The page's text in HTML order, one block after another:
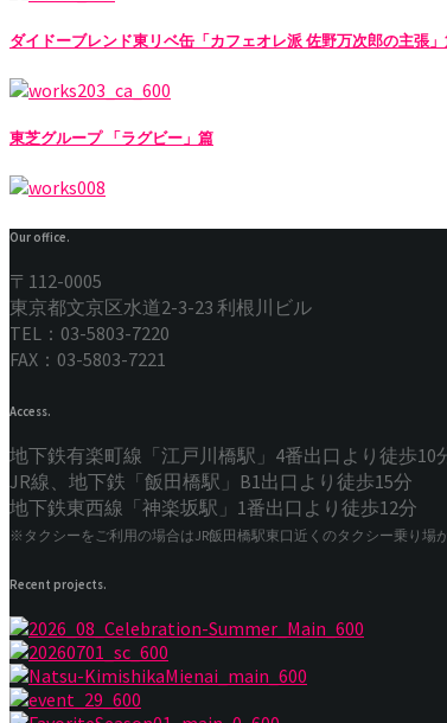
ダイドーブレンド東リベ缶「カフェオレ派 佐野万次郎の主張
東芝グループ 「ラグビー」篇
Our office.
〒112-0005
東京都文京区水道2-3-23 利根川ビル
TEL：03-5803-7220
FAX：03-5803-7221
Access.
地下鉄有楽町線「江戸川橋駅」4番出口より徒歩10
JR線、地下鉄「飯田橋駅」B1出口より徒歩15分
地下鉄東西線「神楽坂駅」1番出口より徒歩12分
※タクシーをご利用の場合はJR飯田橋駅東口近くのタクシー乗り場
Recent projects.